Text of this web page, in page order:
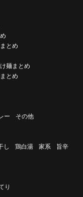
とめ
麺まとめ
とめ
ー その他
し 鶏白湯 家系
旨辛
り